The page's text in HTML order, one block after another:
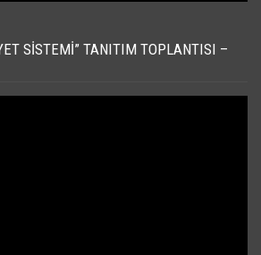
SISTEMI” TANITIM TOPLANTISI –